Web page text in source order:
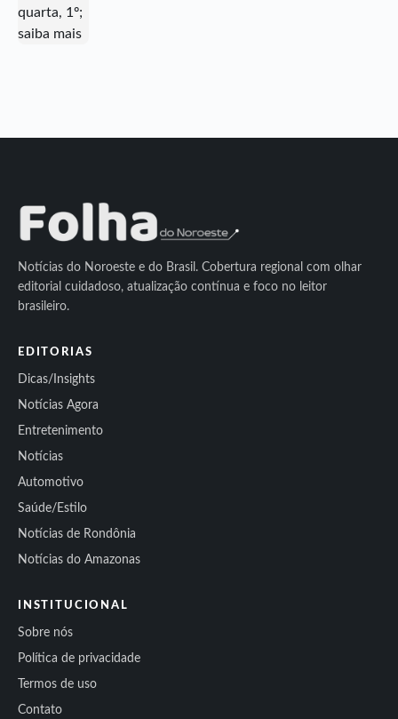
Notícias do Noroeste e do Brasil. Cobertura regional com olhar
editorial cuidadoso, atualização contínua e foco no leitor
brasileiro.
EDITORIAS
Dicas/Insights
Notícias Agora
Entretenimento
Notícias
Automotivo
Saúde/Estilo
Notícias de Rondônia
Notícias do Amazonas
INSTITUCIONAL
Sobre nós
Política de privacidade
Termos de uso
Contato